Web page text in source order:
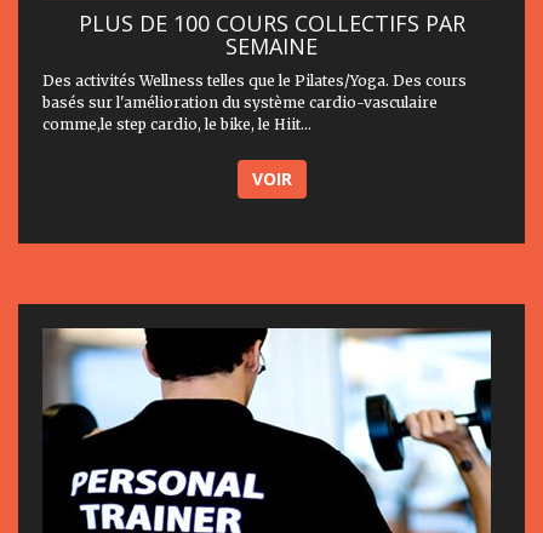
PLUS DE 100 COURS COLLECTIFS PAR
SEMAINE
Des activités Wellness telles que le Pilates/Yoga. Des cours
basés sur l'amélioration du système cardio-vasculaire
comme,le step cardio, le bike, le Hiit...
VOIR